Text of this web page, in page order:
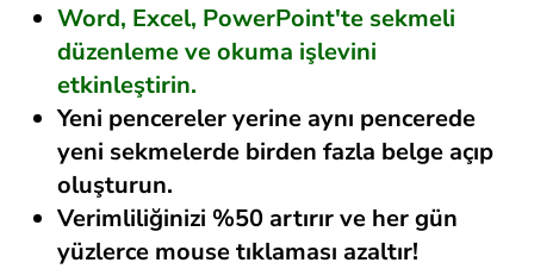
Word, Excel, PowerPoint'te sekmeli
düzenleme ve okuma işlevini
etkinleştirin.
Yeni pencereler yerine aynı pencerede
yeni sekmelerde birden fazla belge açıp
oluşturun.
Verimliliğinizi %50 artırır ve her gün
yüzlerce mouse tıklaması azaltır!